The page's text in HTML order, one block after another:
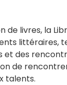
de livres, la
littéraires,
et des
de
talents.